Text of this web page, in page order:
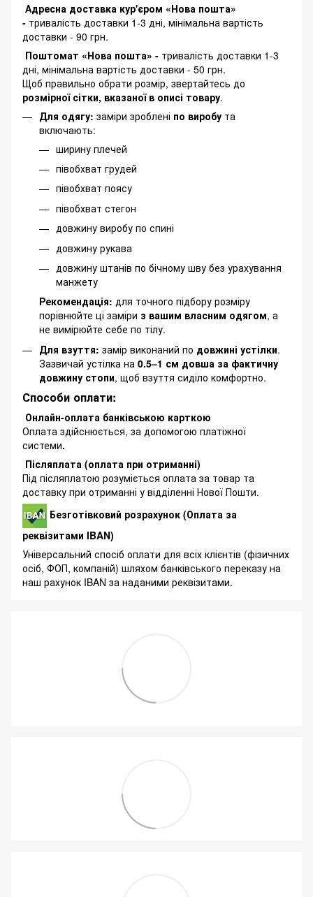
Адресна доставка кур'єром «Нова пошта»
- тривалість доставки 1-3 дні, мінімальна вартість
доставки - 90 грн.
Поштомат «Нова пошта» - тривалість доставки 1-3
дні, мінімальна вартість доставки - 50 грн.
Щоб правильно обрати розмір, звертайтесь до
розмірної сітки, вказаної в описі товару.
Для одягу: заміри зроблені по виробу та
включають:
ширину плечей
півобхват грудей
півобхват поясу
півобхват стегон
довжину виробу по спині
довжину рукава
довжину штанів по бічному шву без урахування
манжету
Рекомендація: для точного підбору розміру
порівнюйте ці заміри з вашим власним одягом, а
не вимірюйте себе по тілу.
Для взуття: замір виконаний по довжині устілки.
Зазвичай устілка на 0.5–1 см довша за фактичну
довжину стопи, щоб взуття сиділо комфортно.
Способи оплати:
Онлайн-оплата банківською карткою
Оплата здійснюється, за допомогою платіжної
системи.
Післяплата (оплата при отриманні)
Під післяплатою розуміється оплата за товар та
доставку при отриманні у відділенні Нової Пошти.
Безготівковий розрахунок (Оплата за
реквізитами IBAN)
Універсальний спосіб оплати для всіх клієнтів (фізичних
осіб, ФОП, компаній) шляхом банківського переказу на
наш рахунок IBAN за наданими реквізитами.